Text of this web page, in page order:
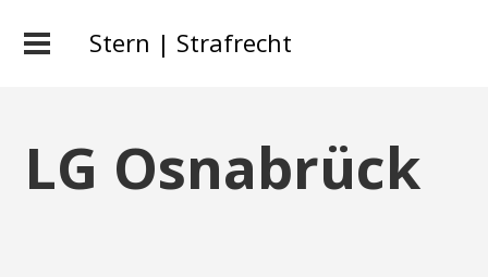
Stern | Strafrecht
LG Osnabrück